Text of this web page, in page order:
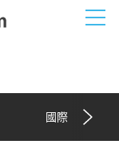
國際